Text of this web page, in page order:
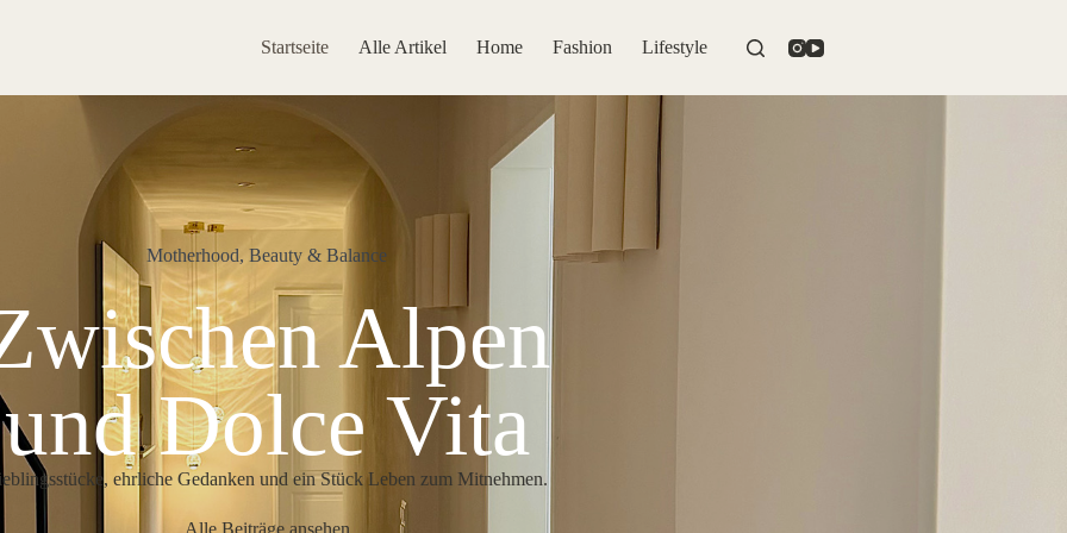
Startseite Alle Artikel Home Fashion Lifestyle
Motherhood, Beauty & Balance
Alpen
und Dolce Vita
ehrliche Gedanken und ein Stück Leben zum Mitnehmen.
Alle Beiträge ansehen